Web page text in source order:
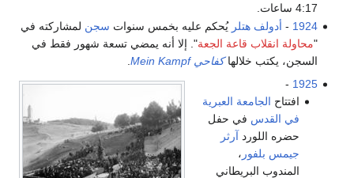
4:17 ساعات.
1924
- أدولف هتلر يُحكم عليه بخمس سنوات سجن لمشاركته في
"محاولة انقلاب قاعة الجعة". إلا أنه يمضي تسعة شهور فقط في
السجن، يكتب خلالهاكفاحي Mein Kampf
1925
-
افتتاح الجامعة العبرية
في القدس في حفل
حضره اللورد آرثر
جيمس بلفور ،
المندوب البريطاني